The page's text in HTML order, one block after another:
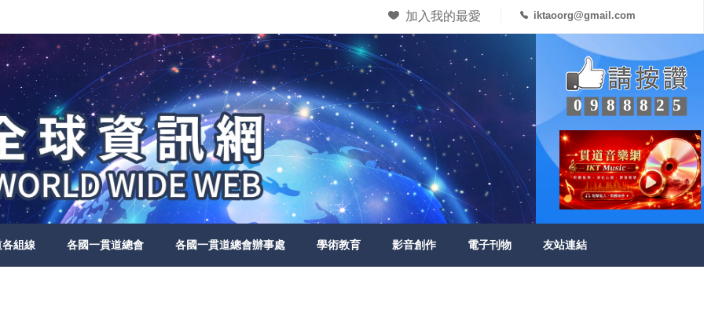
加入我的最愛 iktaoorg@gmail.com
0988825
組線 各國一貫道總會 各國一貫道總會辦事處 學術教育 影音創作 電子刊物 友站連結